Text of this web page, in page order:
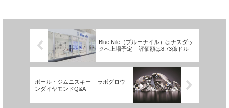
Blue Nile（ブルーナイル）はナスダッ
クへ上場予定 – 評価額は8.73億ドル
ポール・ジムニスキー – ラボグロウ
ンダイヤモンドQ&A